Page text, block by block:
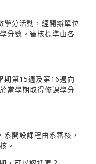
學分活動，經開辦單位
分數。審核標準由各
期第15週及第16週向
當學期取得修課學分
開設課程由系審核，
。